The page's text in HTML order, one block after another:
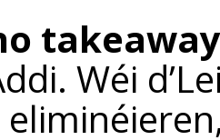
Wéi